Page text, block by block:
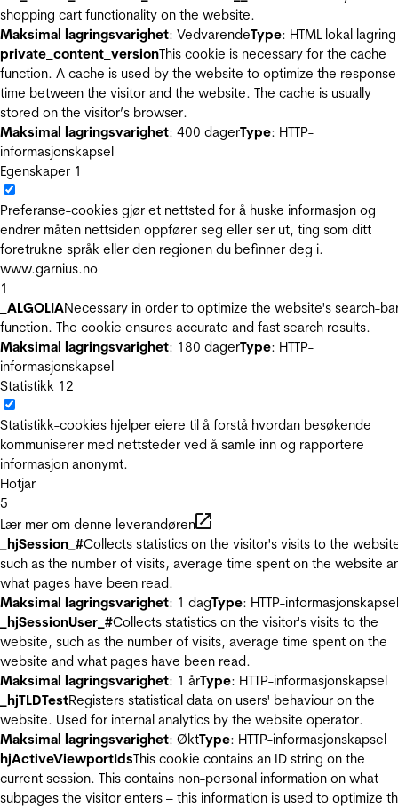
shopping cart functionality on the website.
Maksimal lagringsvarighet: VedvarendeType: HTML lokal lagring
private_content_versionThis cookie is necessary for the cache
function. A cache is used by the website to optimize the response
time between the visitor and the website. The cache is usually
stored on the visitor’s browser.
Maksimal lagringsvarighet: 400 dagerType: HTTP-
informasjonskapsel
Egenskaper 1
Preferanse-cookies gjør et nettsted for å huske informasjon og
endrer måten nettsiden oppfører seg eller ser ut, ting som ditt
foretrukne språk eller den regionen du befinner deg i.
www.garnius.no
1
_ALGOLIANecessary in order to optimize the website's search-
function. The cookie ensures accurate and fast search results.
Maksimal lagringsvarighet: 180 dagerType: HTTP-
informasjonskapsel
Statistikk 12
Statistikk-cookies hjelper eiere til å forstå hvordan besøkende
kommuniserer med nettsteder ved å samle inn og rapportere
informasjon anonymt.
Hotjar
5
Lær mer om denne leverandøren
_hjSession_#Collects statistics on the visitor's visits to the
such as the number of visits, average time spent on the website
what pages have been read.
Maksimal lagringsvarighet: 1 dagType: HTTP-informasjonskapsel
_hjSessionUser_#Collects statistics on the visitor's visits to the
website, such as the number of visits, average time spent on the
website and what pages have been read.
Maksimal lagringsvarighet: 1 årType: HTTP-informasjonskapsel
_hjTLDTestRegisters statistical data on users' behaviour on the
website. Used for internal analytics by the website operator.
Maksimal lagringsvarighet: ØktType: HTTP-informasjonskapsel
hjActiveViewportIdsThis cookie contains an ID string on the
current session. This contains non-personal information on what
subpages the visitor enters – this information is used to optimize